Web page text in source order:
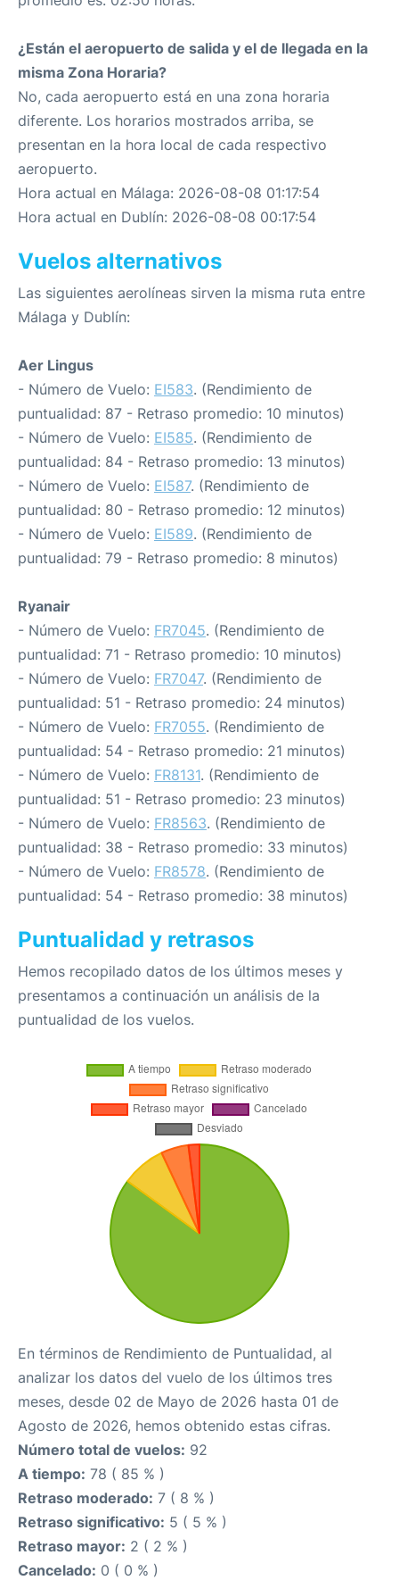
¿Están el aeropuerto de salida y el de llegada en la
misma Zona Horaria?
No, cada aeropuerto está en una zona horaria
diferente. Los horarios mostrados arriba, se
presentan en la hora local de cada respectivo
aeropuerto.
Hora actual en Málaga: 2026-08-08 01:17:54
Hora actual en Dublín: 2026-08-08 00:17:54
Vuelos alternativos
Las siguientes aerolíneas sirven la misma ruta entre
Málaga y Dublín:
Aer Lingus
- Número de Vuelo: EI583. (Rendimiento de
puntualidad: 87 - Retraso promedio: 10 minutos)
- Número de Vuelo: EI585. (Rendimiento de
puntualidad: 84 - Retraso promedio: 13 minutos)
- Número de Vuelo: EI587. (Rendimiento de
puntualidad: 80 - Retraso promedio: 12 minutos)
- Número de Vuelo: EI589. (Rendimiento de
puntualidad: 79 - Retraso promedio: 8 minutos)
Ryanair
- Número de Vuelo: FR7045. (Rendimiento de
puntualidad: 71 - Retraso promedio: 10 minutos)
- Número de Vuelo: FR7047. (Rendimiento de
puntualidad: 51 - Retraso promedio: 24 minutos)
- Número de Vuelo: FR7055. (Rendimiento de
puntualidad: 54 - Retraso promedio: 21 minutos)
- Número de Vuelo: FR8131. (Rendimiento de
puntualidad: 51 - Retraso promedio: 23 minutos)
- Número de Vuelo: FR8563. (Rendimiento de
puntualidad: 38 - Retraso promedio: 33 minutos)
- Número de Vuelo: FR8578. (Rendimiento de
puntualidad: 54 - Retraso promedio: 38 minutos)
Puntualidad y retrasos
Hemos recopilado datos de los últimos meses y
presentamos a continuación un análisis de la
puntualidad de los vuelos.
En términos de Rendimiento de Puntualidad, al
analizar los datos del vuelo de los últimos tres
meses, desde 02 de Mayo de 2026 hasta 01 de
Agosto de 2026, hemos obtenido estas cifras.
Número total de vuelos: 92
A tiempo: 78 ( 85 % )
Retraso moderado: 7 ( 8 % )
Retraso significativo: 5 ( 5 % )
Retraso mayor: 2 ( 2 % )
Cancelado: 0 ( 0 % )